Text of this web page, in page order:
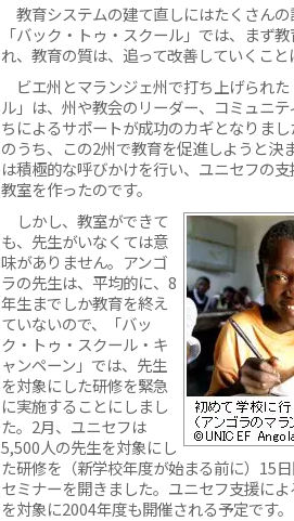
教育システムの建て直しにはたくさん
「バック・トゥ・スクール」では、まず
れ、教育の質は、追って改善していくこ
ビエ州とマランジェ州で打ち上げられ
ル」は、州や教会のリーダー、コミュニ
ちによるサポートが成功のカギとなりま
のうち、この2州で教育を促進しようと決
は積極的な呼びかけを行い、ユニセフの
教室を作ったのです。
しかし、教室ができて
も、先生がいなくては意
味がありません。アンゴ
ラの先生は、平均的に、8
年生までしか教育を終え
ていないので、「バッ
ク・トゥ・スクール・キ
ャンペーン」では、先生
を対象にした研修を緊急
に実施することにしまし
た。2月、ユニセフは
5,500人の先生を対象にし
た研修を（新学校年度が始まる前に）15
セミナーを開きました。ユニセフ支援に
を対象に2004年度も開催される予定です。